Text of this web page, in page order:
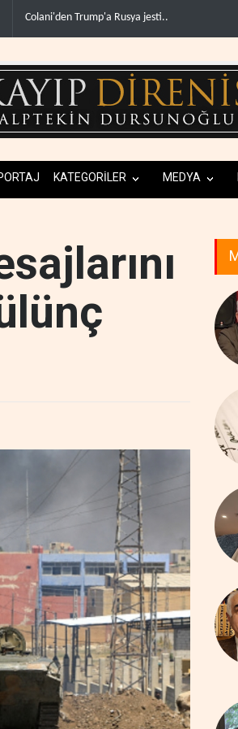
İsrail basınından terörist yerleşimcilere destek
KATEGORİLER MEDYA